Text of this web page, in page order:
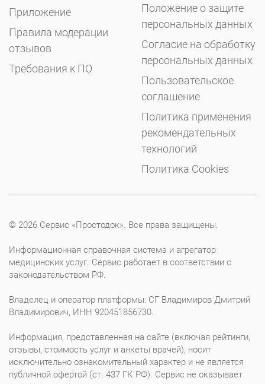
Приложение
Правила модерации
отзывов
Требования к ПО
Положение о защите
персональных данных
Согласие на обработку
персональных данных
Пользовательское
соглашение
Политика применения
рекомендательных
технологий
Политика Cookies
© 2026 Сервис «Простодок». Все права защищены.
Информационная справочная система и агрегатор
медицинских услуг. Сервис работает в соответствии с
законодательством РФ.
Владелец и оператор платформы: СГ Владимиров Дмитрий
Владимирович, ИНН 920451856730.
Информация, представленная на сайте (включая рейтинги,
отзывы, стоимость услуг и анкеты врачей), носит
исключительно ознакомительный характер и не является
публичной офертой (ст. 437 ГК РФ). Сервис не оказывает